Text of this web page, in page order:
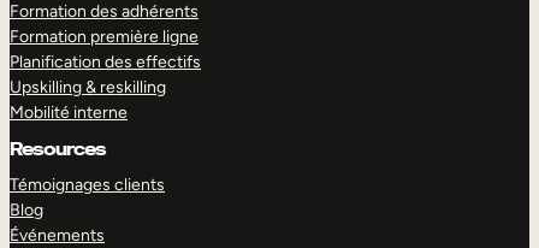
Formation des adhérents
Formation première ligne
Planification des effectifs
Upskilling & reskilling
Mobilité interne
Resources
Témoignages clients
Blog
Événements